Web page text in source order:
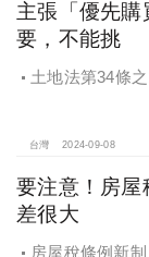
主張「優先購
要，不能挑
土地法第34條
之同一條件共同
台灣 2024-09-08
要注意！房屋
差很大
房屋稅條例新